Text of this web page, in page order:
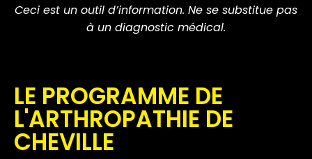
Ceci est un outil d’information. Ne se substitue pas
à un diagnostic médical.
LE PROGRAMME DE
L'ARTHROPATHIE DE
CHEVILLE